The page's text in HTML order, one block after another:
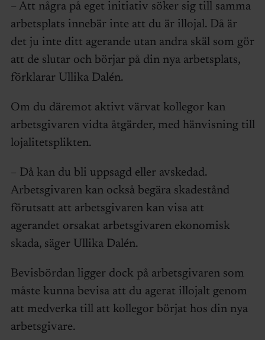
– Att några på eget initiativ söker sig till samma
arbetsplats innebär inte att du är illojal. Då är
det ju inte ditt agerande utan andra skäl som gör
att de slutar och börjar på din nya arbetsplats,
förklarar Ullika Dalén.
Om du däremot aktivt värvat kollegor kan
arbetsgivaren vidta åtgärder, med hänvisning till
lojalitetsplikten.
– Då kan du bli uppsagd eller avskedad.
Arbetsgivaren kan också begära skadestånd
förutsatt att arbetsgivaren kan visa att
agerandet orsakat arbetsgivaren ekonomisk
skada, säger Ullika Dalén.
Bevisbördan ligger dock på arbetsgivaren som
måste kunna bevisa att du agerat illojalt genom
att medverka till att kollegor börjat hos din nya
arbetsgivare.